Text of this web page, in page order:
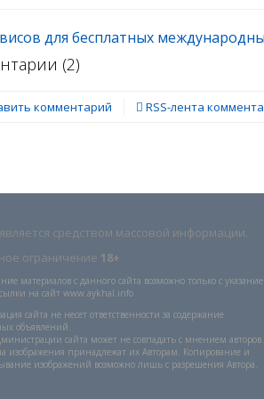
для бесплатных
(2)
комментарий RSS-лента
средством массовой информации.
ограничение 18+
материалов с данного сайта возможно только с
на сайт www.aykhal.info
сайта не несет ответственности за содержание
объявлений.
сайта может не совпадать с мнением авторов.
изображения принадлежат их Авторам. Копирование и
изображений возможно лишь с разрешения Автора.